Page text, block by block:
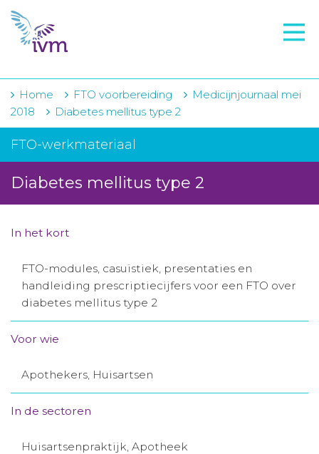
VMI
FTO voorbereiding
IVM-academie
Zorginstellingen
Voorschrijfgedrag
Projecten
Contact
Winkelwagentje
Aanmelden nieuwsbrief
Inloggen
Home FTO voorbereiding
Medicijnjournaal mei
2018
Diabetes mellitus type 2
FTO-werkmateriaal
Diabetes mellitus type 2
In het kort
FTO-modules, casuïstiek, presentaties en
handleiding prescriptiecijfers voor een FTO over
diabetes mellitus type 2
Voor wie
Apothekers, Huisartsen
In de sectoren
Huisartsenpraktijk, Apotheek